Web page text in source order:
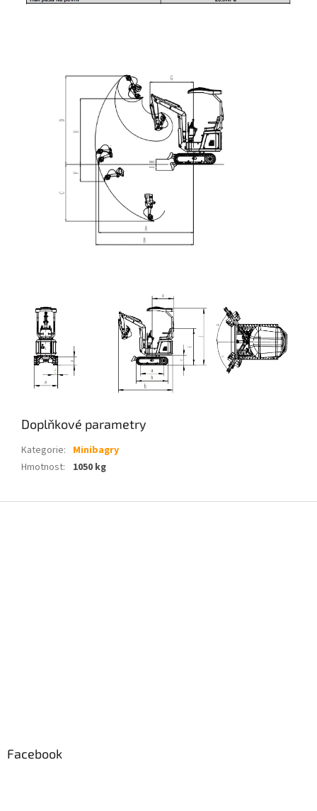
Doplňkové parametry
Kategorie: Minibagry
Hmotnost: 1050 kg
Facebook